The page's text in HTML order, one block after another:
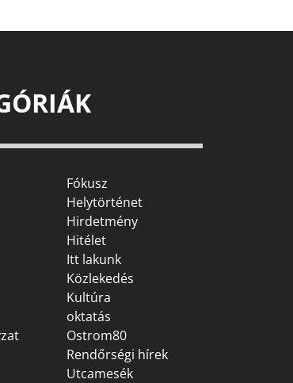
Fókusz
Helytörténet
Hirdetmény
Hitélet
Itt lakunk
Közlekedés
Kultúra
oktatás
Ostrom80
Rendőrségi hírek
Utcamesék